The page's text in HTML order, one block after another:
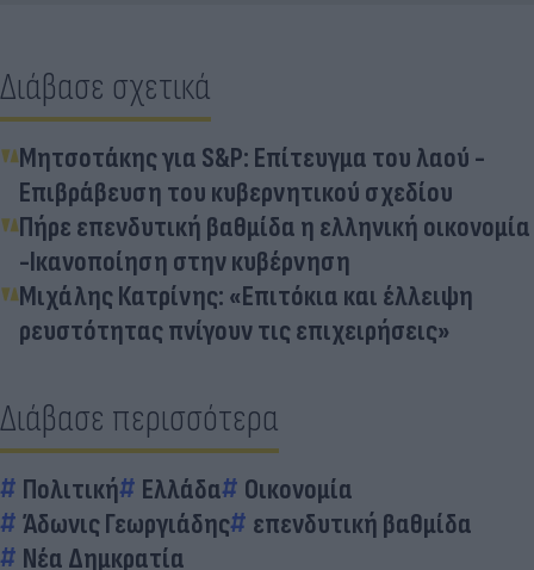
Διάβασε σχετικά
Μητσοτάκης για S&P: Επίτευγμα του λαού -
Επιβράβευση του κυβερνητικού σχεδίου
Πήρε επενδυτική βαθμίδα η ελληνική οικονομία
-Ικανοποίηση στην κυβέρνηση
Μιχάλης Κατρίνης: «Επιτόκια και έλλειψη
ρευστότητας πνίγουν τις επιχειρήσεις»
Διάβασε περισσότερα
Πολιτική Ελλάδα
Οικονομία
Άδωνις Γεωργιάδης
επενδυτική βαθμίδα
Νέα Δημκρατία